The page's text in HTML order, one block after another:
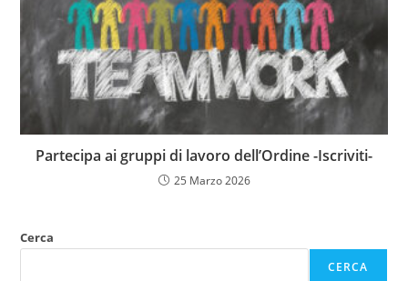
Partecipa ai gruppi di lavoro dell’Ordine -Iscriviti-
25 Marzo 2026
Cerca
CERCA